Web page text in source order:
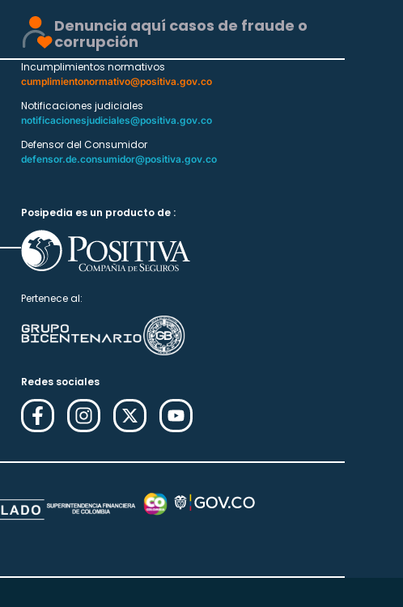
Denuncia aquí casos de fraude o
corrupción
Incumplimientos normativos
cumplimientonormativo@positiva.gov.co
Notificaciones judiciales
notificacionesjudiciales@positiva.gov.co
Defensor del Consumidor
defensor.de.consumidor@positiva.gov.co
Posipedia es un producto de :
Pertenece al:
Redes sociales